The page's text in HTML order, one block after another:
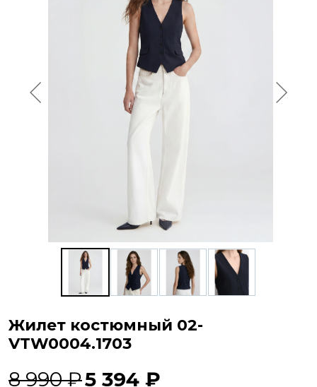
Жилет костюмный 02-
VTW0004.1703
8 990 ₽5 394 ₽